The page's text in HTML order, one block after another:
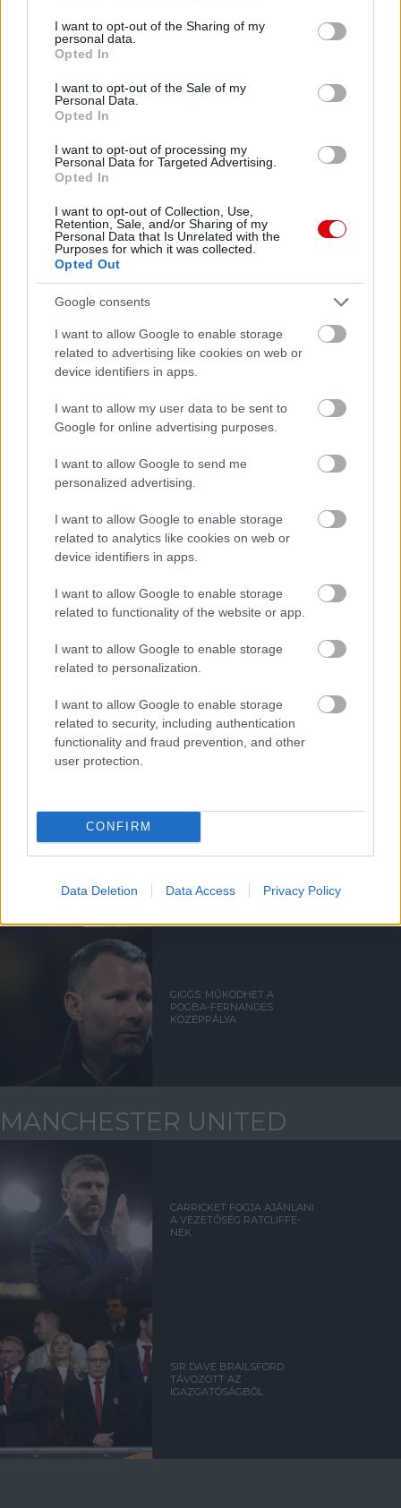
not limited to your visit or usage behaviour. You may click to
grant or deny consent to Google and its third-party tags to
use your data for below specified purposes in below Google
consent section.
I want to opt-out of the Sharing of my
personal data.
Opted In
I want to opt-out of the Sale of my
Personal Data.
Opted In
I want to opt-out of processing my
Personal Data for Targeted Advertising.
Opted In
I want to opt-out of Collection, Use,
Retention, Sale, and/or Sharing of my
Personal Data that Is Unrelated with the
Purposes for which it was collected.
Opted Out
Google consents
I want to allow Google to enable storage
related to advertising like cookies on web or
device identifiers in apps.
I want to allow my user data to be sent to
Google for online advertising purposes.
I want to allow Google to send me
personalized advertising.
I want to allow Google to enable storage
related to analytics like cookies on web or
device identifiers in apps.
I want to allow Google to enable storage
related to functionality of the website or app.
I want to allow Google to enable storage
related to personalization.
I want to allow Google to enable storage
related to security, including authentication
functionality and fraud prevention, and other
user protection.
CONFIRM
Data Deletion Data Access Privacy Policy
Leeds United Manchester United 2026-08-12 20:30
AC MilanvsManchester United
ELŐZŐ MÉRKŐZÉSEK
Támogatás
Támogasd adományoddal
a ManUtdFanatics.hu működését!
Kapcsolódó hírek
RYAN GIGGS
GIGGS: ÁRTATLAN VAGYOK
SANCHÓT ÉS GREALISH-T IS
GIGGS: MŰKÖDHET A
POGBA-FERNANDES
KÖZÉPPÁLYA
MANCHESTER UNITED
CARRICKET FOGJA AJÁNLANI
A VEZETŐSÉG RATCLIFFE-
NEK
SIR DAVE BRAILSFORD
TÁVOZOTT AZ
IGAZGATÓSÁGBÓL